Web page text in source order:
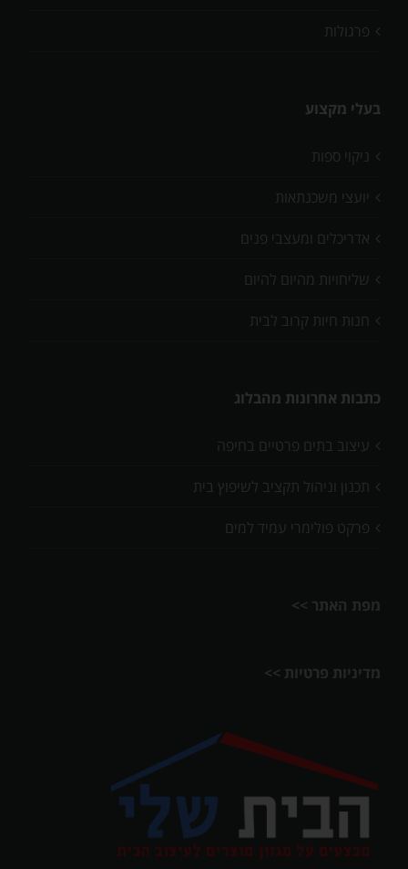
פרגולות
בעלי מקצוע
ניקוי ספות
יועצי משכנתאות
אדריכלים ומעצבי פנים
שליחויות מהיום להיום
חנות חיות קרוב לבית
כתבות אחרונות מהבלוג
עיצוב בתים פרטיים בחיפה
תכנון וניהול תקציב לשיפוץ בית
פרקט פולימרי עמיד למים
מפת האתר >>
מדיניות פרטיות >>